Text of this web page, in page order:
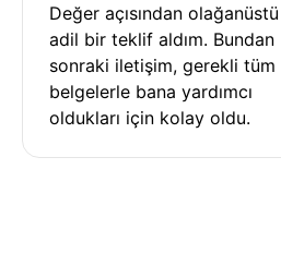
Değer açısından olağanüstü
adil bir teklif aldım. Bundan
sonraki iletişim, gerekli tüm
belgelerle bana yardımcı
oldukları için kolay oldu.